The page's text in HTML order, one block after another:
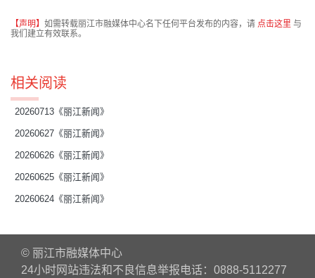
【声明】 如需转载丽江市融媒体中心名下任何平台发布的内容，请 点击这里 与
我们建立有效联系。
相关阅读
20260713《丽江新闻》
20260627《丽江新闻》
20260626《丽江新闻》
20260625《丽江新闻》
20260624《丽江新闻》
© 丽江市融媒体中心
24小时网站违法和不良信息举报电话：0888-5112277